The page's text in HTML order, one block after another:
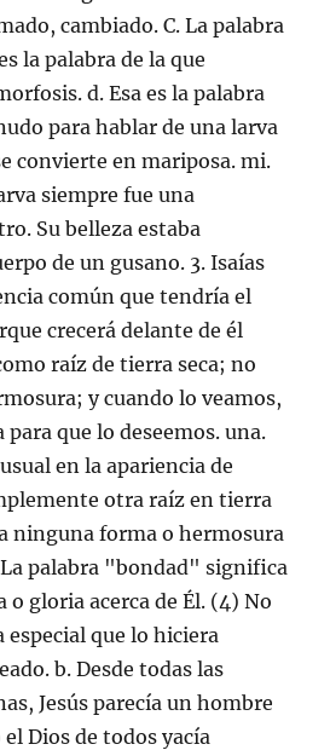
cambiado. C. La palabra
la palabra de la que
d. Esa es la palabra
para hablar de una larva
convierte en mariposa. mi.
siempre fue una
Su belleza estaba
de un gusano. 3. Isaías
común que tendría el
crecerá delante de él
raíz de tierra seca; no
y cuando lo veamos,
que lo deseemos. una.
en la apariencia de
otra raíz en tierra
ninguna forma o hermosura
La palabra "bondad" significa
o gloria acerca de Él. (4) No
especial que lo hiciera
b. Desde todas las
Jesús parecía un hombre
el Dios de todos yacía